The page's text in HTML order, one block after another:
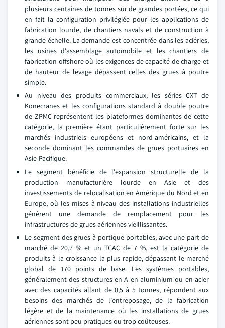
plusieurs centaines de tonnes sur de grandes portées, ce qui
en fait la configuration privilégiée pour les applications de
fabrication lourde, de chantiers navals et de construction à
grande échelle. La demande est concentrée dans les aciéries,
les usines d'assemblage automobile et les chantiers de
fabrication offshore où les exigences de capacité de charge et
de hauteur de levage dépassent celles des grues à poutre
simple.
Au niveau des produits commerciaux, les séries CXT de
Konecranes et les configurations standard à double poutre
de ZPMC représentent les plateformes dominantes de cette
catégorie, la première étant particulièrement forte sur les
marchés industriels européens et nord-américains, et la
seconde dominant les commandes de grues portuaires en
Asie-Pacifique.
Le segment bénéficie de l'expansion structurelle de la
production manufacturière lourde en Asie et des
investissements de relocalisation en Amérique du Nord et en
Europe, où les mises à niveau des installations industrielles
génèrent une demande de remplacement pour les
infrastructures de grues aériennes vieillissantes.
Le segment des grues à portique portables, avec une part de
marché de 20,7 % et un TCAC de 7 %, est la catégorie de
produits à la croissance la plus rapide, dépassant le marché
global de 170 points de base. Les systèmes portables,
généralement des structures en A en aluminium ou en acier
avec des capacités allant de 0,5 à 5 tonnes, répondent aux
besoins des marchés de l'entreposage, de la fabrication
légère et de la maintenance où les installations de grues
aériennes sont peu pratiques ou trop coûteuses.